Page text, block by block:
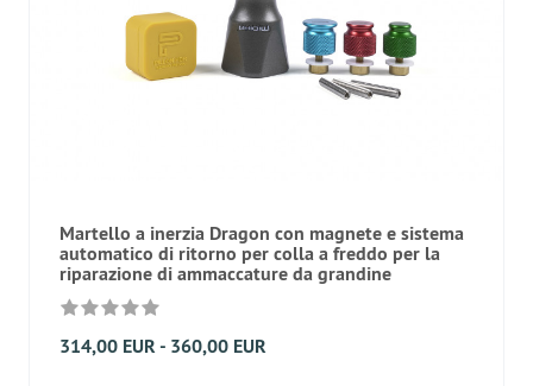
Martello a inerzia Dragon con magnete e sistema
automatico di ritorno per colla a freddo per la
riparazione di ammaccature da grandine
314,00 EUR - 360,00 EUR